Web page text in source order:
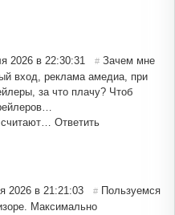
2026 в 22:30:31 # Зачем мне
вход, реклама амедиа, при
за что плачу? Чтоб
считают… Ответить
2026 в 21:21:03 # Пользуемся
Максимально